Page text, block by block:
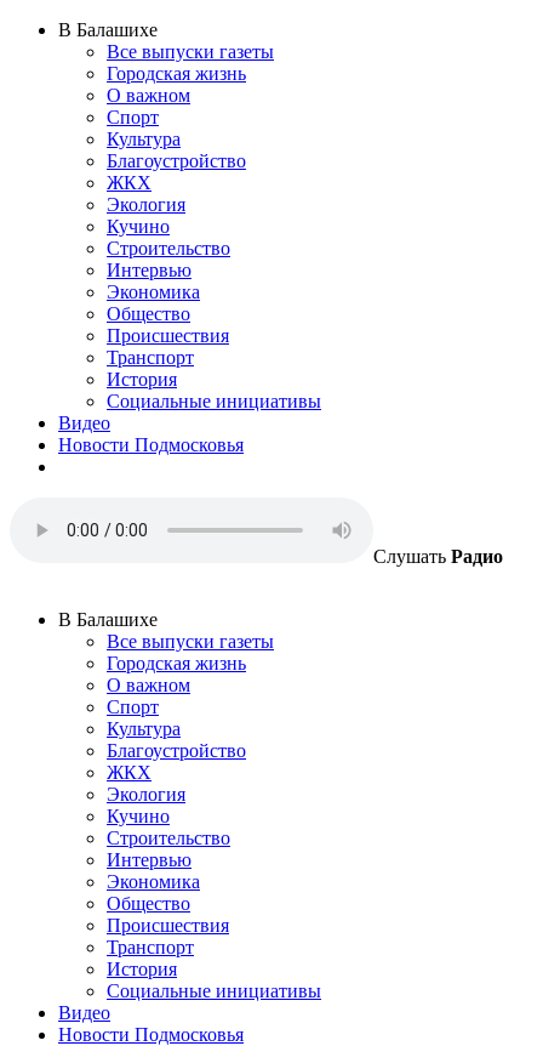
В Балашихе
Все выпуски газеты
Городская жизнь
О важном
Спорт
Культура
Благоустройство
ЖКХ
Экология
Кучино
Строительство
Интервью
Экономика
Общество
Происшествия
Транспорт
История
Социальные инициативы
Видео
Новости Подмосковья
Слушать Радио
В Балашихе
Все выпуски газеты
Городская жизнь
О важном
Спорт
Культура
Благоустройство
ЖКХ
Экология
Кучино
Строительство
Интервью
Экономика
Общество
Происшествия
Транспорт
История
Социальные инициативы
Видео
Новости Подмосковья